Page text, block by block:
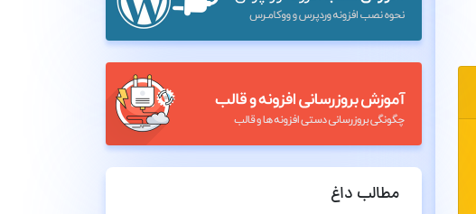
مطالب داغ